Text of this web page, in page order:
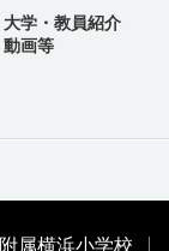
大学・教員紹介
動画等
附属横浜小学校